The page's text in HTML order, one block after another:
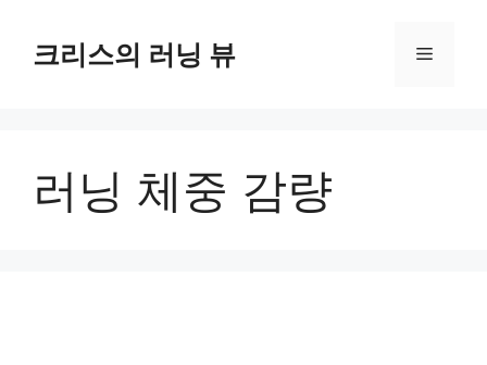
크리스의 러닝 뷰 메
러닝 체중 감량